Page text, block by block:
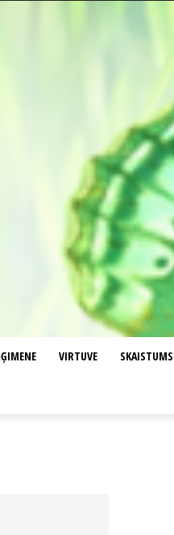
VIRTUVE SKAISTUMS